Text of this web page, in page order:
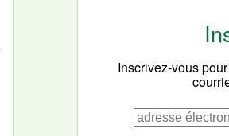
Inscrivez-vous